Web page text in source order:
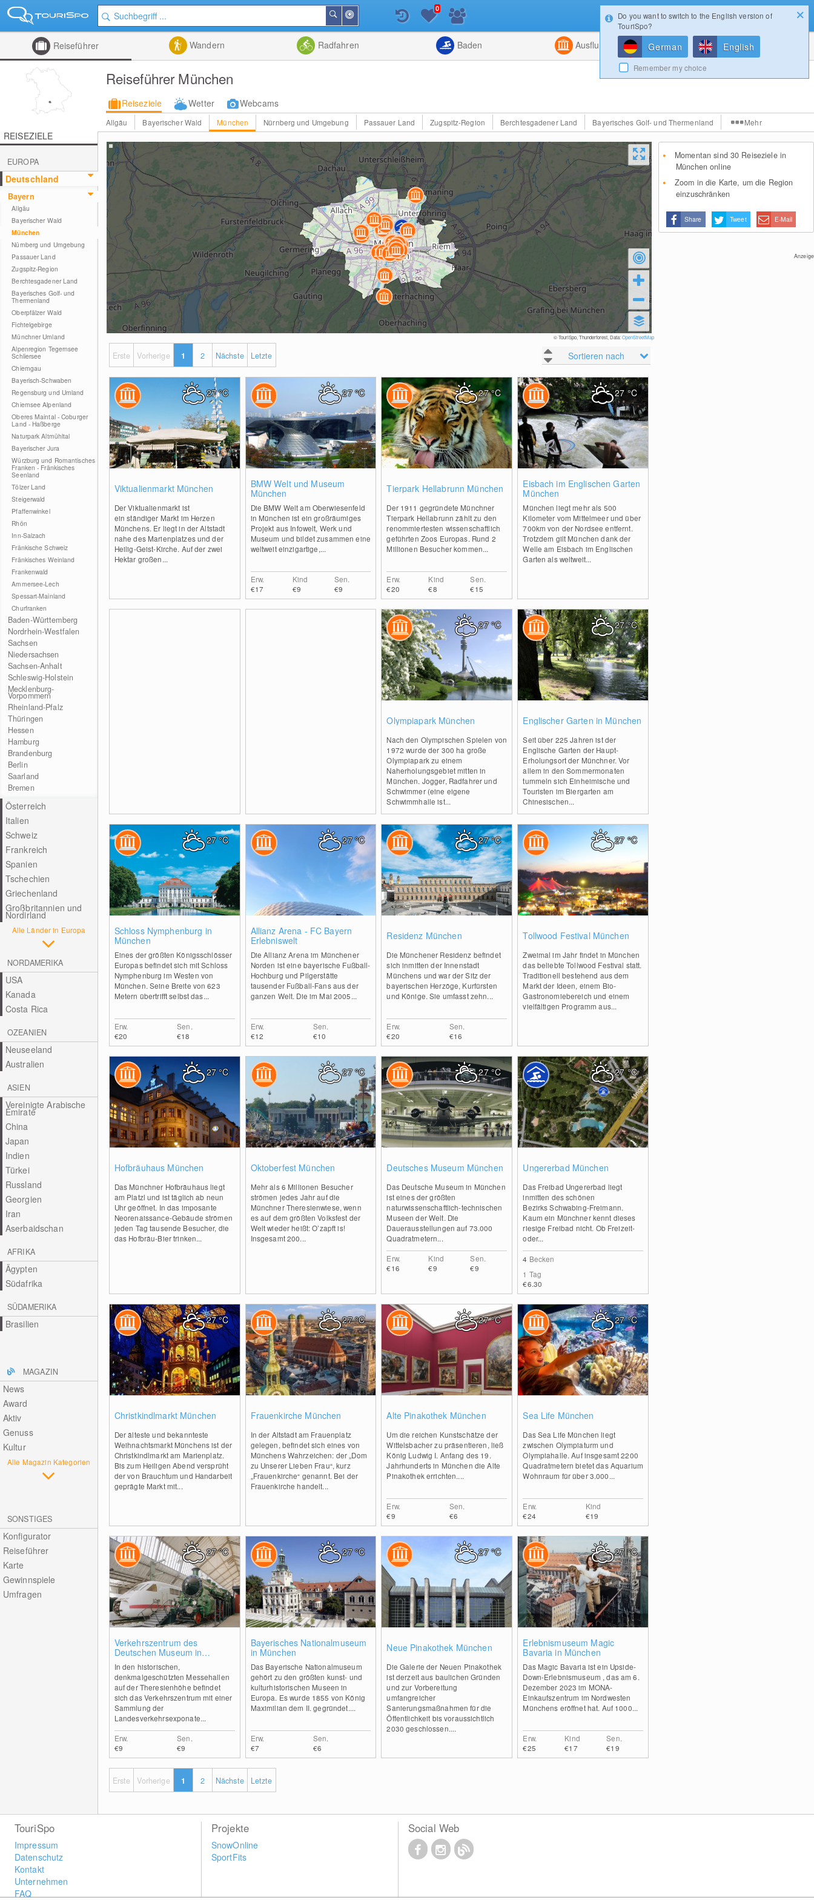
der
Nähe
Suchen
Listenansicht
Kombiniert
0
Reiseführer Wandern Radfahren Baden Ausflugsziele Magazin
Reiseführer München
Reiseziele Wetter Webcams
Allgäu Bayerischer Wald München Nürnberg und Umgebung Passauer Land Zugspitz-Region Berchtesgadener Land Bayerisches Golf- und Thermenland Mehr
REISEZIELE
EUROPA
Deutschland
Bayern
Allgäu
Bayerischer Wald
München
Nürnberg und Umgebung
Passauer Land
Zugspitz-Region
Berchtesgadener Land
Bayerisches Golf- und
Thermenland
Oberpfälzer Wald
Fichtelgebirge
Münchner Umland
Alpenregion Tegernsee
Schliersee
Chiemgau
Bayerisch-Schwaben
Regensburg und Umland
Chiemsee Alpenland
Oberes Maintal - Coburger
Land - Haßberge
Naturpark Altmühltal
Bayerischer Jura
Würzburg und Romantisches
Franken - Fränkisches
Seenland
Tölzer Land
Steigerwald
Pfaffenwinkel
Rhön
Inn-Salzach
Fränkische Schweiz
Fränkisches Weinland
Frankenwald
Ammersee-Lech
Spessart-Mainland
Churfranken
Baden-Württemberg
Nordrhein-Westfalen
Sachsen
Niedersachsen
Sachsen-Anhalt
Schleswig-Holstein
Mecklenburg-
Vorpommern
Rheinland-Pfalz
Thüringen
Hessen
Hamburg
Brandenburg
Berlin
Saarland
Bremen
Österreich
Italien
Schweiz
Frankreich
Spanien
Tschechien
Griechenland
Großbritannien und
Nordirland
Alle Länder in Europa
NORDAMERIKA
USA
Kanada
Costa Rica
OZEANIEN
Neuseeland
Australien
ASIEN
Vereinigte Arabische
Emirate
China
Japan
Indien
Türkei
Russland
Georgien
Iran
Aserbaidschan
AFRIKA
Ägypten
Südafrika
SÜDAMERIKA
Brasilien
MAGAZIN
News
Award
Aktiv
Genuss
Kultur
Alle Magazin Kategorien
SONSTIGES
Konfigurator
Reiseführer
Karte
Gewinnspiele
Umfragen
© TouriSpo, Thunderforest, Data:OpenStreetMap
Sortieren nach
Erste Vorherige 1 2 Nächste Letzte
Viktualienmarkt München
Der Viktualienmarkt ist
ein ständiger Markt im Herzen
Münchens. Er liegt in der Altstadt
nahe des Marienplatzes und der
Heilig-Geist-Kirche. Auf der zwei
Hektar großen...
27°C
BMW Welt und Museum
München
Die BMW Welt am Oberwiesenfeld
in München ist ein großräumiges
Projekt aus Infowelt, Werk und
Museum und bildet zusammen eine
weltweit einzigartige,...
Erw.
€17
Kind
€9
Sen.
€9
27°C
Tierpark Hellabrunn München
Der 1911 gegründete Münchner
Tierpark Hellabrunn zählt zu den
renommiertesten wissenschaftlich
geführten Zoos Europas. Rund 2
Millionen Besucher kommen...
Erw.
€20
Kind
€8
Sen.
€15
27°C
Eisbach im Englischen Garten
München
München liegt mehr als 500
Kilometer vom Mittelmeer und über
700km von der Nordsee entfernt.
Trotzdem gilt München dank der
Welle am Eisbach im Englischen
Garten als weltweit...
27 °C
Olympiapark München
Nach den Olympischen Spielen von
1972 wurde der 300 ha große
Olympiapark zu einem
Naherholungsgebiet mitten in
München. Jogger, Radfahrer und
Schwimmer (eine eigene
Schwimmhalle ist...
27°C
Englischer Garten in München
Seit über 225 Jahren ist der
Englische Garten der Haupt-
Erholungsort der Münchner. Vor
allem in den Sommermonaten
tummeln sich Einheimische und
Touristen im Biergarten am
Chinesischen...
27°C
Schloss Nymphenburg in
München
Eines der größten Königsschlösser
Europas befindet sich mit Schloss
Nymphenburg im Westen von
München. Seine Breite von 623
Metern übertrifft selbst das...
Erw.
€20
Sen.
€18
27°C
Allianz Arena - FC Bayern
Erlebniswelt
Die Allianz Arena im Münchener
Norden ist eine bayerische Fußball-
Hochburg und Pilgerstätte
tausender Fußball-Fans aus der
ganzen Welt. Die im Mai 2005...
Erw.
€12
Sen.
€10
27°C
Residenz München
Die Münchener Residenz befindet
sich inmitten der Innenstadt
Münchens und war der Sitz der
bayerischen Herzöge, Kurfürsten
und Könige. Sie umfasst zehn...
Erw.
€20
Sen.
€16
27°C
Tollwood Festival München
Zweimal im Jahr findet in München
das beliebte Tollwood Festival statt.
Traditionell bestehend aus dem
Markt der Ideen, einem Bio-
Gastronomiebereich und einem
vielfältigen Programm aus...
27°C
Hofbräuhaus München
Das Münchner Hofbräuhaus liegt
am Platzl und ist täglich ab neun
Uhr geöffnet. In das imposante
Neorenaissance-Gebäude strömen
jeden Tag tausende Besucher, die
das Hofbräu-Bier trinken...
27°C
Oktoberfest München
Mehr als 6 Millionen Besucher
strömen jedes Jahr auf die
Münchner Theresienwiese, wenn
es auf dem größten Volksfest der
Welt wieder heißt: O’zapft is!
Insgesamt 200...
27°C
Deutsches Museum München
Das Deutsche Museum in München
ist eines der größten
naturwissenschaftlich-technischen
Museen der Welt. Die
Dauerausstellungen auf 73.000
Quadratmetern...
Erw.
€16
Kind
€9
Sen.
€9
27 °C
Ungererbad München
Das Freibad Ungererbad liegt
inmitten des schönen
Bezirks Schwabing-Freimann.
Kaum ein Münchner kennt dieses
riesige Freibad nicht. Ob Freizeit-
oder...
4 Becken
1 Tag
€6.30
27°C
Christkindlmarkt München
Der älteste und bekannteste
Weihnachtsmarkt Münchens ist der
Christkindlmarkt am Marienplatz.
Bis zum Heiligen Abend versprüht
der von Brauchtum und Handarbeit
geprägte Markt mit...
27°C
Frauenkirche München
In der Altstadt am Frauenplatz
gelegen, befindet sich eines von
Münchens Wahrzeichen: der „Dom
zu Unserer Lieben Frau“, kurz
„Frauenkirche“ genannt. Bei der
Frauenkirche handelt...
27°C
Alte Pinakothek München
Um die reichen Kunstschätze der
Wittelsbacher zu präsentieren, ließ
König Ludwig I. Anfang des 19.
Jahrhunderts in München die Alte
Pinakothek errichten....
Erw.
€9
Sen.
€6
27°C
Sea Life München
Das Sea Life München liegt
zwischen Olympiaturm und
Olympiahalle. Auf insgesamt 2200
Quadratmetern bietet das Aquarium
Wohnraum für über 3.000...
Erw.
€24
Kind
€19
27°C
Verkehrszentrum des
Deutschen Museum in
München
In den historischen,
denkmalgeschützten Messehallen
auf der Theresienhöhe befindet
sich das Verkehrszentrum mit einer
Sammlung der
Landesverkehrsexponate...
Erw.
€9
Sen.
€9
27°C
Bayerisches Nationalmuseum
in München
Das Bayerische Nationalmuseum
gehört zu den größten kunst- und
kulturhistorischen Museen in
Europa. Es wurde 1855 von König
Maximilian dem II. gegründet....
Erw.
€7
Sen.
€6
27°C
Neue Pinakothek München
Die Galerie der Neuen Pinakothek
ist derzeit aus baulichen Gründen
und zur Vorbereitung
umfangreicher
Sanierungsmaßnahmen für die
Öffentlichkeit bis voraussichtlich
2030 geschlossen....
27°C
Erlebnismuseum Magic
Bavaria in München
Das Magic Bavaria ist ein Upside-
Down-Erlebnismuseum , das am 6.
Dezember 2023 im MONA-
Einkaufszentrum im Nordwesten
Münchens eröffnet hat. Auf 1000...
Erw.
€25
Kind
€17
Sen.
€19
27°C
Erste Vorherige 1 2 Nächste Letzte
Momentan sind 30 Reiseziele in
München online
Zoom in die Karte, um die Region
einzuschränken
Share Tweet E-Mail
Anzeige
Login
TouriSpo
Impressum
Datenschutz
Kontakt
Unternehmen
FAQ
Projekte
SnowOnline
SportFits
Social Web
Do you want to switch to the English version of
TouriSpo?
German English
Remember my choice
Konfigurator Gewinnspiele